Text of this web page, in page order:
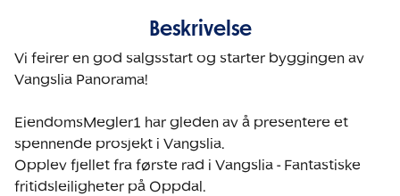
Beskrivelse
Vi feirer en god salgsstart og starter byggingen av
Vangslia Panorama!
EiendomsMegler1 har gleden av å presentere et
spennende prosjekt i Vangslia.
Opplev fjellet fra første rad i Vangslia - Fantastiske
fritidsleiligheter på Oppdal.